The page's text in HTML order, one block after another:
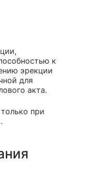
к
эрекции
для
акта.
при